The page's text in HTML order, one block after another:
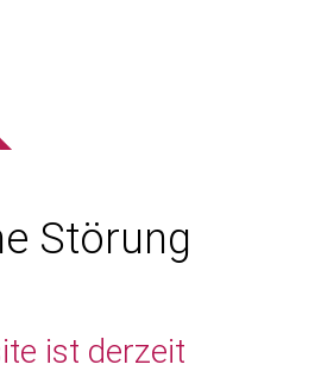
Störung
ist derzeit